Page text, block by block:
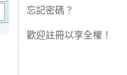
忘記密碼？
歡迎註冊以享全權！